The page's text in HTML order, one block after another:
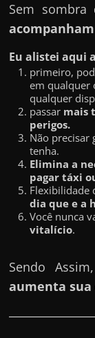
Sem sombra
Eu alistei aqui
primeiro,
em qualquer
qualquer
passar mais
perigos.
Não precisar
tenha.
Elimina a
pagar táxi
Flexibilidade
dia que e a
Você nunca
vitalício.
Sendo
aumenta